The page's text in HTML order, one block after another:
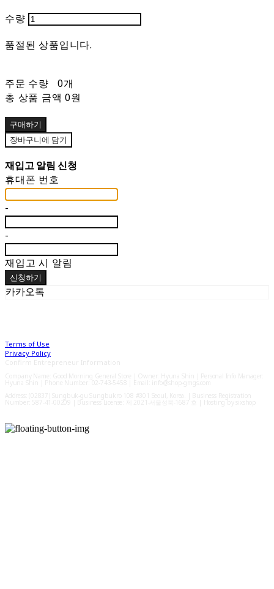
수량
품절된 상품입니다.
주문 수량
0개
총 상품 금액 0원
구매하기
장바구니에 담기
재입고 알림 신청
휴대폰 번호
-
-
재입고 시 알림
신청하기
카카오톡
Terms of Use
Privacy Policy